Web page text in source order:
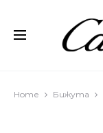
Home Бижута